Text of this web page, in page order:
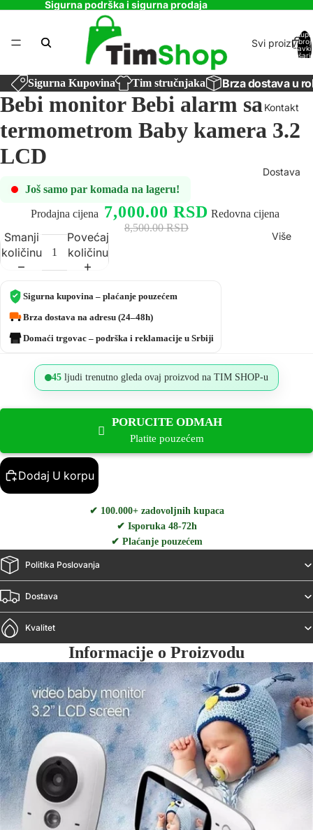
Sigurna podrška i sigurna prodaja
Svi proizvodi
Kontakt
Dostava
Više
broj
stavki
Sigurna Kupovina Tim stručnjaka Brza dostava u
Bebi monitor Bebi alarm sa
termometrom Baby kamera 3.2
LCD
Još samo par komada na lageru!
Prodajna cijena 7,000.00 RSD Redovna cijena
8,500.00 RSD
Smanji
količinu
Povećaj
količinu
Sigurna kupovina – plaćanje pouzećem
Brza dostava na adresu (24–48h)
Domaći trgovac – podrška i reklamacije u Srbiji
45 ljudi trenutno gleda ovaj proizvod na TIM SHOP-u
PORUCITE ODMAH
Platite pouzećem
Dodaj U korpu
✔ 100.000+ zadovoljnih kupaca
✔ Isporuka 48-72h
✔ Plaćanje pouzećem
Politika Poslovanja
Dostava
Kvalitet
Informacije o Proizvodu